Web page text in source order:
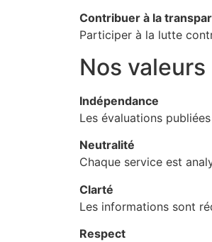
Contribuer à la
Participer à la lutte
Nos valeurs
Indépendance
Les évaluations
Neutralité
Chaque service est
Clarté
Les informations sont
Respect